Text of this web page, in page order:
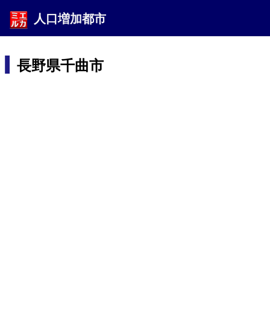
人口増加都市
長野県千曲市